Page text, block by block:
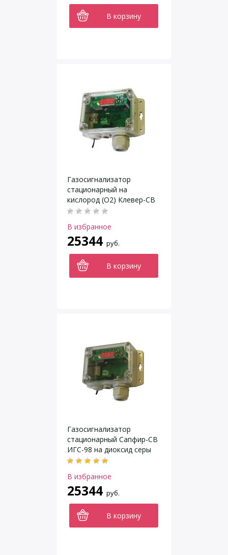
В корзину
Газосигнализатор
стационарный на
кислород (О2) Клевер-СВ
ИГС-98 исполнение 011
В избранное
25344 руб.
В корзину
Газосигнализатор
стационарный Сапфир-СВ
ИГС-98 на диоксид серы
SО2 исполнение 011
В избранное
25344 руб.
В корзину